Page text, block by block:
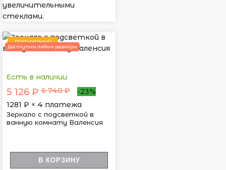
увеличительными
стеклами.
ПОПУЛЯРНЫЙ
Доступны любые размеры
Есть в наличии
5 126 ₽ 6 740 ₽
-23%
1281 ₽ × 4 платежа
Зеркало с подсветкой в
ванную комнату Валенсия
В КОРЗИНУ